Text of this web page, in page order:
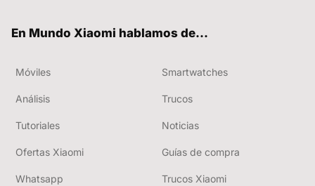
En Mundo Xiaomi hablamos de...
Móviles Smartwatches
Análisis Trucos
Tutoriales Noticias
Ofertas Xiaomi Guías de compra
Whatsapp Trucos Xiaomi